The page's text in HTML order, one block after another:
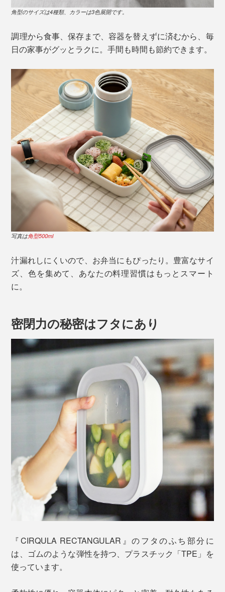
角型のサイズは4種類、カラーは3色展開です。
調理から食事、保存まで、容器を替えずに済むから、毎
日の家事がグッとラクに。手間も時間も節約できます。
写真は角型500ml
汁漏れしにくいので、お弁当にもぴったり。豊富なサイ
ズ、色を集めて、あなたの料理習慣はもっとスマート
に。
密閉力の秘密はフタにあり
『CIRQULA RECTANGULAR』のフタのふち部分に
は、ゴムのような弾性を持つ、プラスチック「TPE」を
使っています。